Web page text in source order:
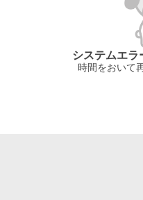
システムエラ
時間をおいて